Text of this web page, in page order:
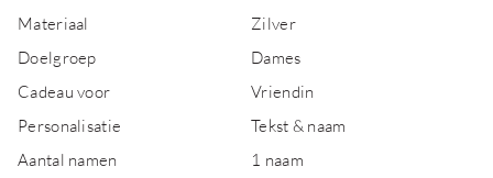
Materiaal
Zilver
Doelgroep
Dames
Cadeau voor
Vriendin
Personalisatie
Tekst & naam
Aantal namen
1 naam